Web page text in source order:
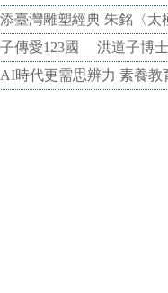
臺灣雕塑經典 朱銘〈
傳愛123國 洪道子博
時代更需思辨力 素養